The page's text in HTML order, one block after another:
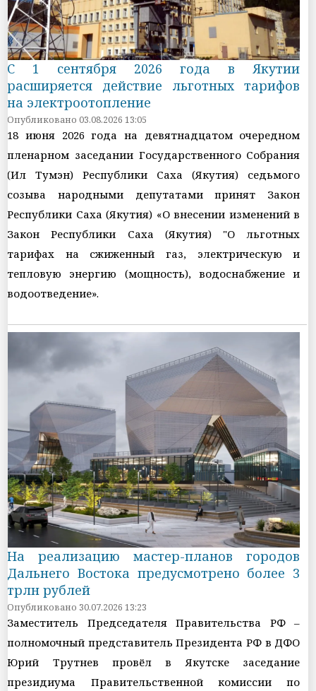
С 1 сентября 2026 года в Якутии
расширяется действие льготных тарифов
на электроотопление
Опубликовано 03.08.2026 13:05
18 июня 2026 года на девятнадцатом очередном
пленарном заседании Государственного Собрания
(Ил Тумэн) Республики Саха (Якутия) седьмого
созыва народными депутатами принят Закон
Республики Саха (Якутия) «О внесении изменений в
Закон Республики Саха (Якутия) "О льготных
тарифах на сжиженный газ, электрическую и
тепловую энергию (мощность), водоснабжение и
водоотведение».
На реализацию мастер-планов городов
Дальнего Востока предусмотрено более 3
трлн рублей
Опубликовано 30.07.2026 13:23
Заместитель Председателя Правительства РФ –
полномочный представитель Президента РФ в ДФО
Юрий Трутнев провёл в Якутске заседание
президиума Правительственной комиссии по